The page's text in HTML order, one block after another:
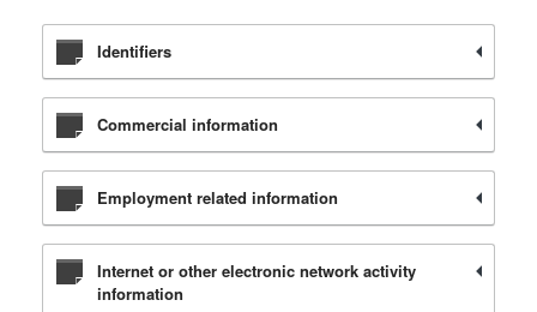
Identifiers
Commercial information
Employment related information
Internet or other electronic network activity
information